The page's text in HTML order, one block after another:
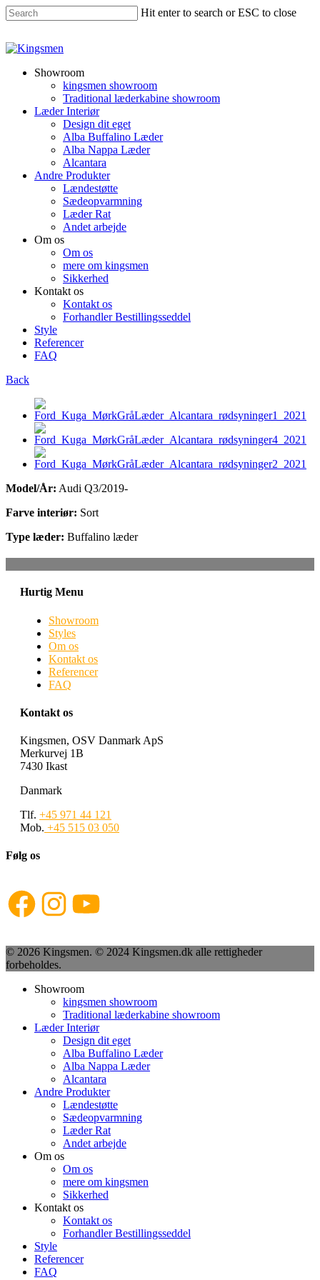
Hit enter to search or ESC to close
Showroom
kingsmen showroom
Traditional læderkabine showroom
Læder Interiør
Design dit eget
Alba Buffalino Læder
Alba Nappa Læder
Alcantara
Andre Produkter
Lændestøtte
Sædeopvarmning
Læder Rat
Andet arbejde
Om os
Om os
mere om kingsmen
Sikkerhed
Kontakt os
Kontakt os
Forhandler Bestillingsseddel
Style
Referencer
FAQ
Back
Model/År: Audi Q3/2019-
Farve interiør: Sort
Type læder: Buffalino læder
Hurtig Menu
Showroom
Styles
Om os
Kontakt os
Referencer
FAQ
Kontakt os
Kingsmen, OSV Danmark ApS
Merkurvej 1B
7430 Ikast
Danmark
Tlf. +45 971 44 121
Mob. +45 515 03 050
Følg os
Facebook
Instagram
YouTube
© 2026 Kingsmen. © 2024 Kingsmen.dk alle rettigheder
forbeholdes.
Showroom
kingsmen showroom
Traditional læderkabine showroom
Læder Interiør
Design dit eget
Alba Buffalino Læder
Alba Nappa Læder
Alcantara
Andre Produkter
Lændestøtte
Sædeopvarmning
Læder Rat
Andet arbejde
Om os
Om os
mere om kingsmen
Sikkerhed
Kontakt os
Kontakt os
Forhandler Bestillingsseddel
Style
Referencer
FAQ